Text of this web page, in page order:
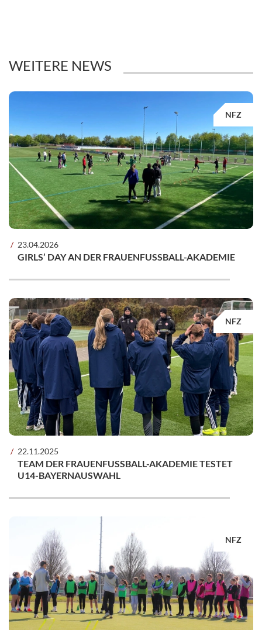
WEITERE NEWS
NFZ
23.04.2026
GIRLS’ DAY AN DER FRAUENFUSSBALL-AKADEMIE
NFZ
22.11.2025
TEAM DER FRAUENFUSSBALL-AKADEMIE TESTET U
14-BAYERNAUSWAHL
NFZ